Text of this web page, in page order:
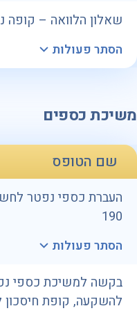
שאלון הלוואה – קופה
הסתר פעולות
משיכת כספים
שם הטופס
העברת כספי נפטר
190
הסתר פעולות
בקשה למשיכת כספי
להשקעה, קופת